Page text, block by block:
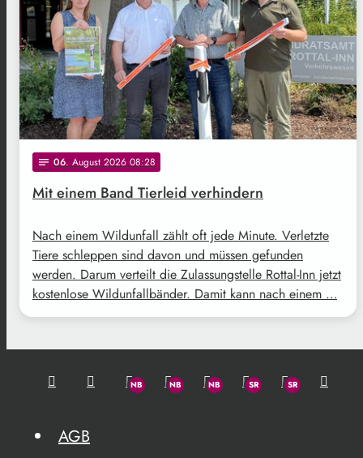
notes 06. August 2026 08:28
Mit einem Band Tierleid verhindern
Nach einem Wildunfall zählt oft jede Minute. Verletzte
Tiere schleppen sind davon und müssen gefunden
werden. Darum verteilt die Zulassungstelle Rottal-Inn jetzt
kostenlose Wildunfallbänder. Damit kann nach einem …
AGB